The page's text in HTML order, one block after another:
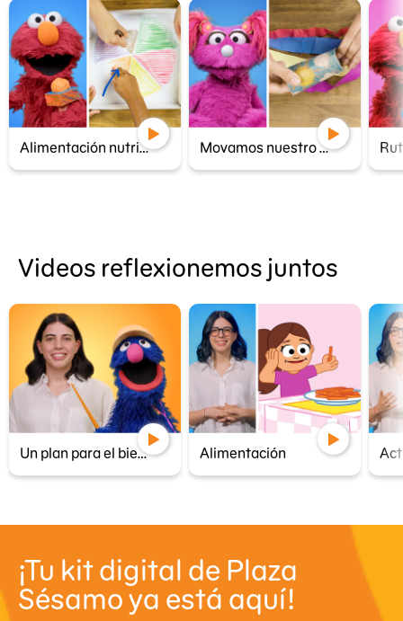
Alimentación nutritiva y colorida con la ruleta de colores Movamos nuestro cuerpo con una divertida cometa de mano
Videos reflexionemos juntos
Un plan para el bienestar de nuestra familia Alimentación
¡Tu kit digital de Plaza
Sésamo ya está aquí!